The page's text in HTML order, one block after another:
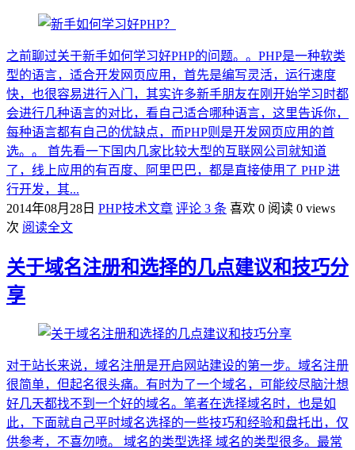
之前聊过关于新手如何学习好PHP的问题。。PHP是一种软类
型的语言，适合开发网页应用，首先是编写灵活，运行速度
快，也很容易进行入门，其实许多新手朋友在刚开始学习时都
会进行几种语言的对比，看自己适合哪种语言，这里告诉你，
每种语言都有自己的优缺点，而PHP则是开发网页应用的首
选。。 首先看一下国内几家比较大型的互联网公司就知道
了，线上应用的有百度、阿里巴巴，都是直接使用了 PHP 进
行开发，其...
2014年08月28日 PHP技术文章 评论 3 条 喜欢 0 阅读 0 views
次 阅读全文
关于域名注册和选择的几点建议和技巧分
享
对于站长来说，域名注册是开启网站建设的第一步。域名注册
很简单，但起名很头痛。有时为了一个域名，可能绞尽脑汁想
好几天都找不到一个好的域名。笔者在选择域名时，也是如
此，下面就自己平时域名选择的一些技巧和经验和盘托出，仅
供参考，不喜勿喷。 域名的类型选择 域名的类型很多。最常